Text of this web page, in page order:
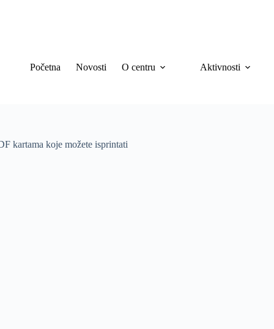
Početna Novosti O centru Aktivnosti
kartama koje možete isprintati